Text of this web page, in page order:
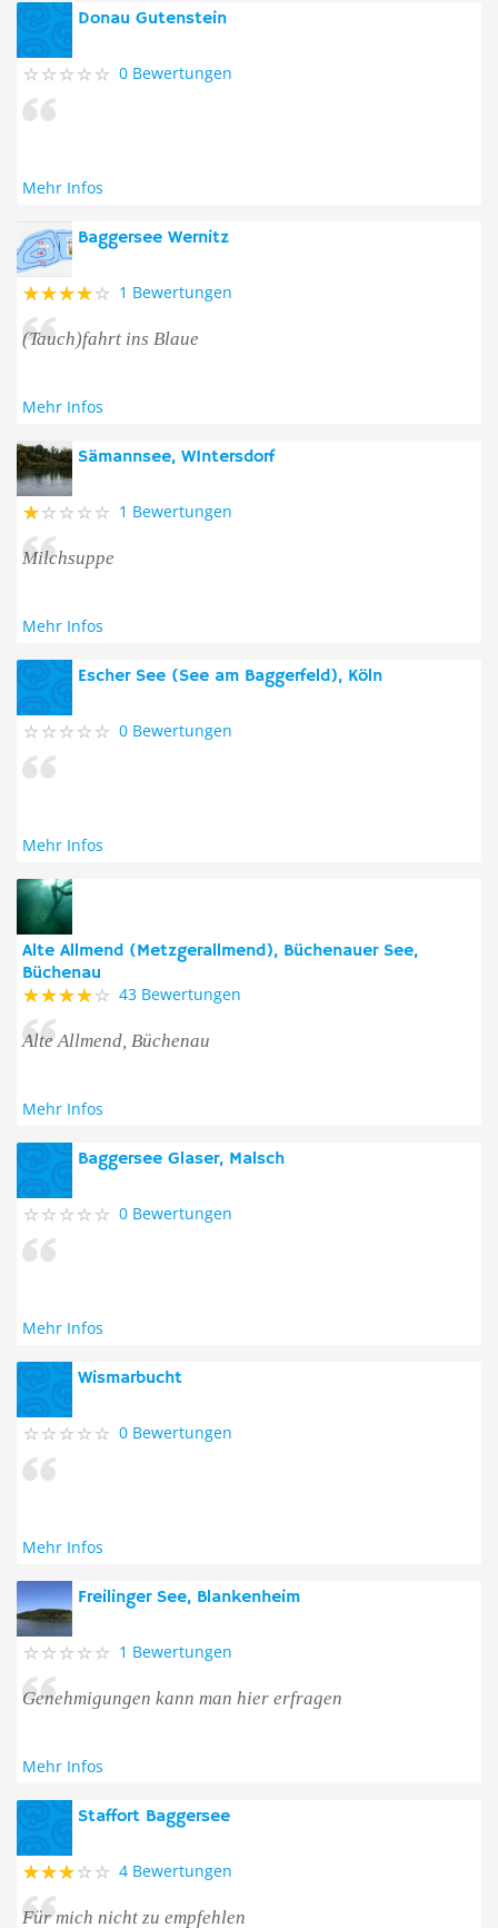
Donau Gutenstein
0 Bewertungen
Mehr Infos
Baggersee Wernitz
1 Bewertungen
(Tauch)fahrt ins Blaue
Mehr Infos
Sämannsee, WIntersdorf
1 Bewertungen
Milchsuppe
Mehr Infos
Escher See (See am Baggerfeld), Köln
0 Bewertungen
Mehr Infos
Alte Allmend (Metzgerallmend), Büchenauer See,
Büchenau
43 Bewertungen
Alte Allmend, Büchenau
Mehr Infos
Baggersee Glaser, Malsch
0 Bewertungen
Mehr Infos
Wismarbucht
0 Bewertungen
Mehr Infos
Freilinger See, Blankenheim
1 Bewertungen
Genehmigungen kann man hier erfragen
Mehr Infos
Staffort Baggersee
4 Bewertungen
Für mich nicht zu empfehlen